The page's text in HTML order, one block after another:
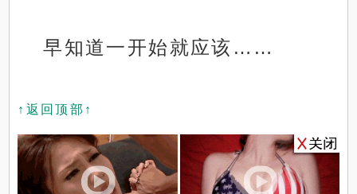
早知道一开始就应该……
↑返回顶部↑